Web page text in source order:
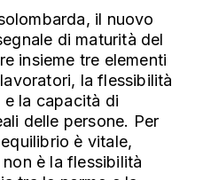
il nuovo
di maturità del
insieme tre elementi
la flessibilità
e la capacità di
delle persone. Per
è vitale,
è la flessibilità